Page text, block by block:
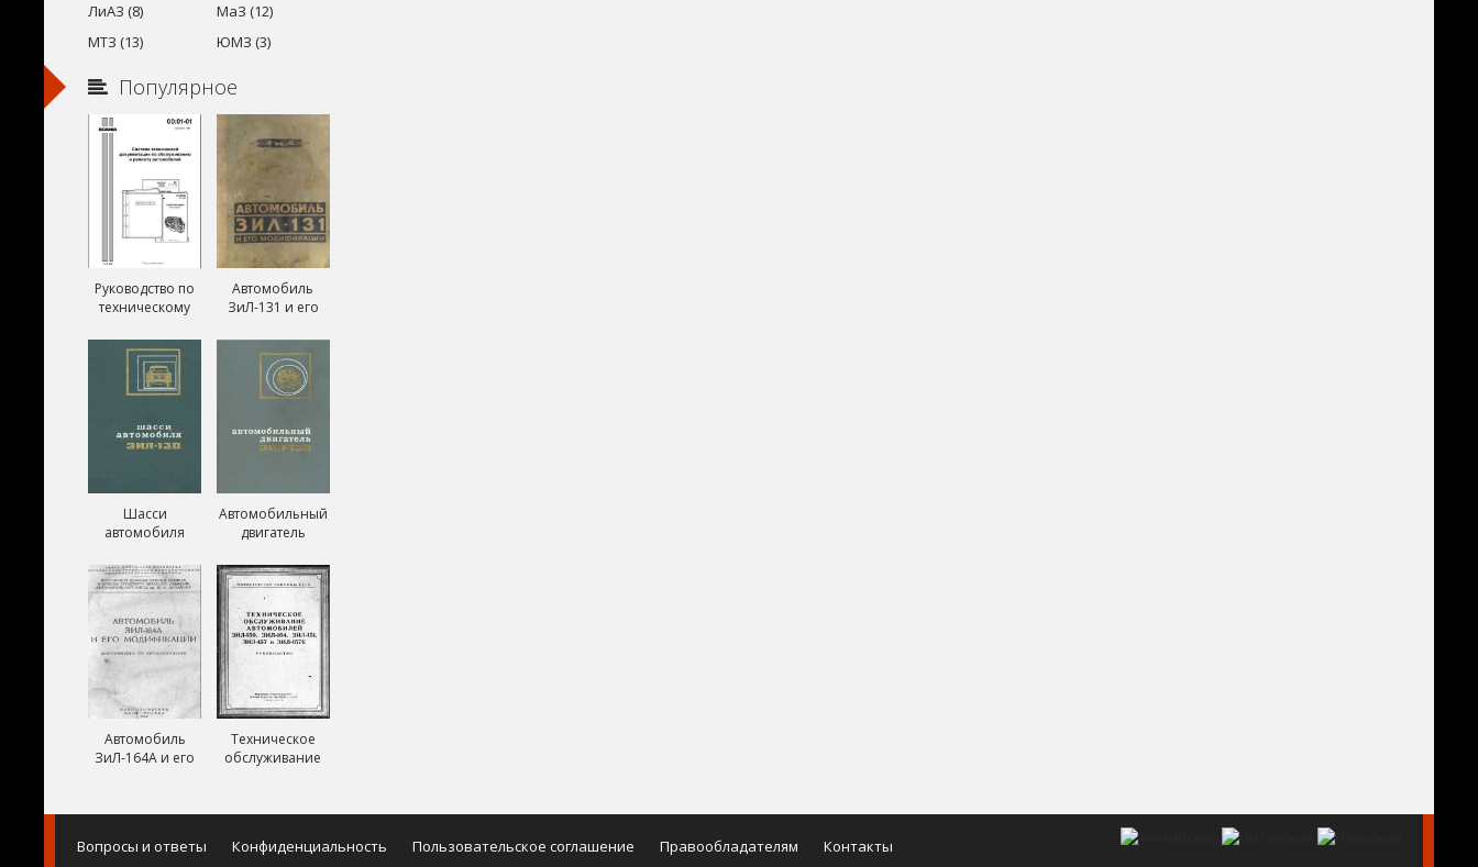
ЛиАЗ (8)
МаЗ (12)
МТЗ (13)
ЮМЗ (3)
Популярное
Руководство по
техническому
ремонту Скания
(Scania)
Автомобиль
ЗиЛ-131 и его
ЗиЛ-131А и
ЗиЛ-131В
Шасси
автомобиля
Автомобильный
двигатель
Автомобиль
ЗиЛ-164А и его
Техническое
обслуживание
ЗиЛ-151,
ЗиЛ-157К и
Вопросы и ответы Конфиденциальность Пользовательское соглашение Правообладателям Контакты